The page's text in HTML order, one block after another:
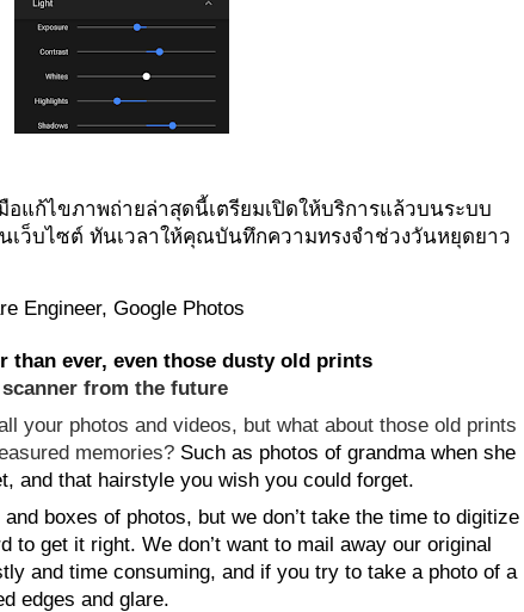
อแก้ไขภาพถ่ายล่าสุดนี้เตรียมเปิดให้บริการแล้วบนระบบ
เว็บไซต์ ทันเวลาให้คุณบันทึกความทรงจำช่วงวันหยุดยาว
Engineer, Google Photos
than ever, even those dusty old prints
from the future
your photos and videos, but what about those old prints
memories? Such as photos of grandma when she
and that hairstyle you wish you could forget.
boxes of photos, but we don’t take the time to digitize
to get it right. We don’t want to mail away our original
and time consuming, and if you try to take a photo of a
edges and glare.